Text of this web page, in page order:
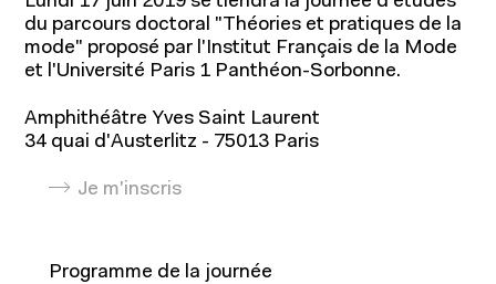
Programmes
du parcours doctoral "Théories et pratiques de la
mode" proposé par l'Institut Français de la Mode
et l'Université Paris 1 Panthéon-Sorbonne.
Amphithéâtre Yves Saint Laurent
34 quai d'Austerlitz - 75013 Paris
Je m'inscris
Programme de la journée